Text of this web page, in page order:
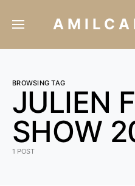
BROWSING TAG
JULIEN
SHOW
1 POST